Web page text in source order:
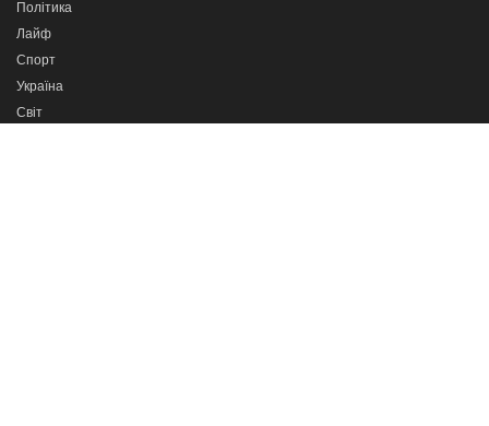
Політика
Лайф
Спорт
Україна
Світ